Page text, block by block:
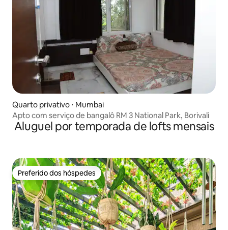
Quarto privativo ⋅ Mumbai
Apto com serviço de bangalô RM 3 National Park, Borivali
Aluguel por temporada de lofts mensais
Preferido dos hóspedes
Preferido dos hóspedes